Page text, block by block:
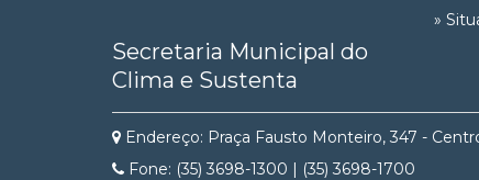
»
Secretaria Municipal do
Clima e Sustenta
Endereço: Praça Fausto Monteiro, 347 -
Fone: (35) 3698-1300 | (35) 3698-1700